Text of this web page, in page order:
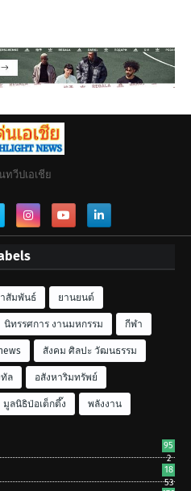
ทวีปเอเชีย
สัมพันธ์ ยานยนต์
นิทรรศการ งานมหกรรม กีฬา
สังคม ศิลปะ วัฒนธรรม
ทัล อสังหาริมทรัพย์
มูลนิธิป่อเต็กตึ๊ง พลังงาน
95
2
18
53